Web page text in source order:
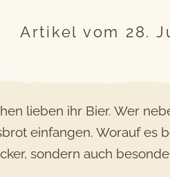
Artikel vom 28.
lieben ihr Bier. Wer
einfangen. Worauf
sondern auch